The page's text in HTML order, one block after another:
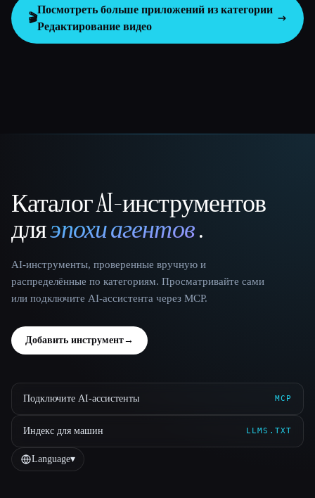
🎬
Посмотреть больше приложений из категории
Редактирование видео
That AI Collection
Каталог AI-инструментов
дляэпохи агентов.
AI-инструменты, проверенные вручную и
распределённые по категориям. Просматривайте сами
или подключите AI-ассистента через MCP.
Добавить инструмент→
Подключите AI-ассистенты MCP
Индекс для машин LLMS.TXT
Language▾